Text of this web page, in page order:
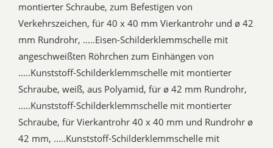
montierter Schraube, zum Befestigen von
Verkehrszeichen, für 40 x 40 mm Vierkantrohr und ø 42
mm Rundrohr, .....Eisen-Schilderklemmschelle mit
angeschweißten Röhrchen zum Einhängen von
.....Kunststoff-Schilderklemmschelle mit montierter
Schraube, weiß, aus Polyamid, für ø 42 mm Rundrohr,
.....Kunststoff-Schilderklemmschelle mit montierter
Schraube, für Vierkantrohr 40 x 40 mm und Rundrohr ø
42 mm, .....Kunststoff-Schilderklemmschelle mit